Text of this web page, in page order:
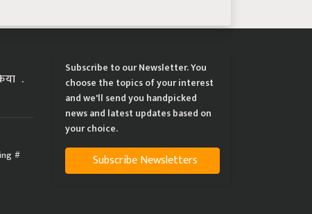
Subscribe to our Newsletter. You
choose the topics of your interest
and we'll send you handpicked
news and latest updates based on
your choice.
Subscribe Newsletters